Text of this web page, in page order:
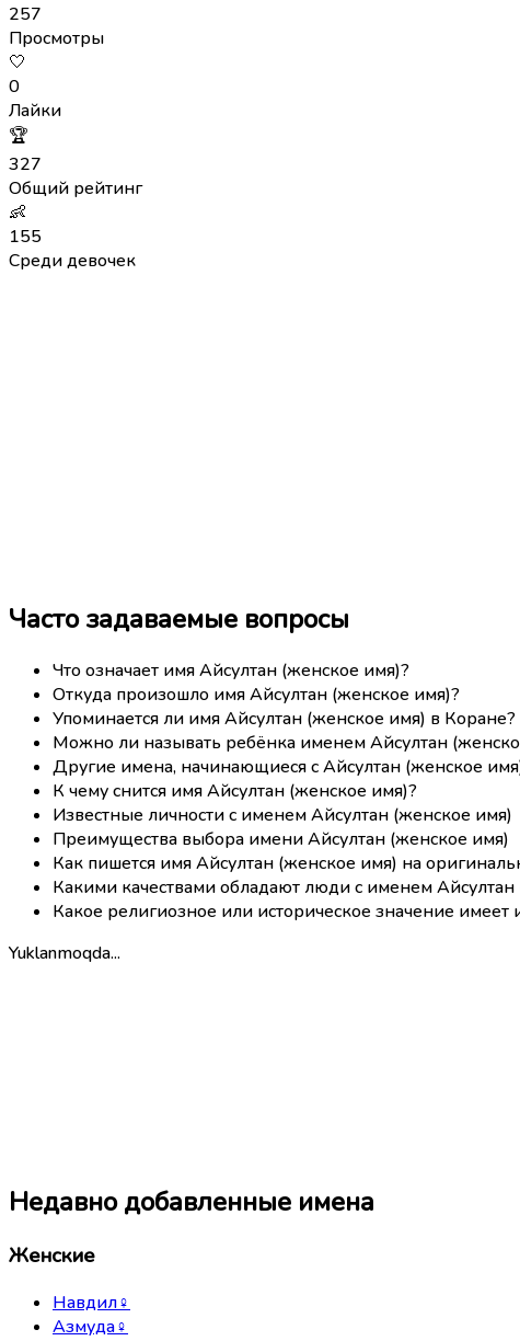
257
Просмотры
🤍
0
Лайки
🏆
327
Общий рейтинг
👶
155
Среди девочек
Часто задаваемые вопросы
Что означает имя Айсултан (женское имя)?
Откуда произошло имя Айсултан (женское имя)?
Упоминается ли имя Айсултан (женское имя) в Коране?
Можно ли называть ребёнка именем Айсултан
Другие имена, начинающиеся с Айсултан (женское
К чему снится имя Айсултан (женское имя)?
Известные личности с именем Айсултан (женское имя)
Преимущества выбора имени Айсултан (женское имя)
Как пишется имя Айсултан (женское имя) на
Какими качествами обладают люди с именем
Какое религиозное или историческое значение
Yuklanmoqda...
Недавно добавленные имена
Женские
Навдил♀
Азмуда♀